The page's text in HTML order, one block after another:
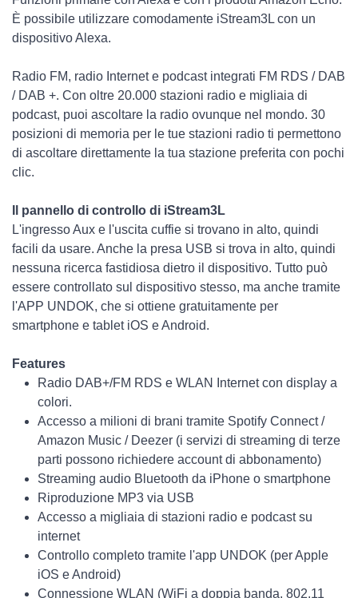
È possibile utilizzare comodamente iStream3L con un
dispositivo Alexa.
Radio FM, radio Internet e podcast integrati FM RDS / DAB
/ DAB +. Con oltre 20.000 stazioni radio e migliaia di
podcast, puoi ascoltare la radio ovunque nel mondo. 30
posizioni di memoria per le tue stazioni radio ti permettono
di ascoltare direttamente la tua stazione preferita con pochi
clic.
Il pannello di controllo di iStream3L
L'ingresso Aux e l'uscita cuffie si trovano in alto, quindi
facili da usare. Anche la presa USB si trova in alto, quindi
nessuna ricerca fastidiosa dietro il dispositivo. Tutto può
essere controllato sul dispositivo stesso, ma anche tramite
l'APP UNDOK, che si ottiene gratuitamente per
smartphone e tablet iOS e Android.
Features
Radio DAB+/FM RDS e WLAN Internet con display a
colori.
Accesso a milioni di brani tramite Spotify Connect /
Amazon Music / Deezer (i servizi di streaming di terze
parti possono richiedere account di abbonamento)
Streaming audio Bluetooth da iPhone o smartphone
Riproduzione MP3 via USB
Accesso a migliaia di stazioni radio e podcast su
internet
Controllo completo tramite l'app UNDOK (per Apple
iOS e Android)
Connessione WLAN (WiFi a doppia banda, 802.11